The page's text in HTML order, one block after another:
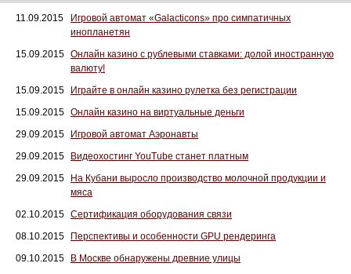
11.09.2015
Игровой автомат «Galacticons» про симпатичных
инопланетян
15.09.2015 Онлайн казино с рублевыми ставками: долой иностранную
валюту!
15.09.2015
Играйте в онлайн казино рулетка без регистрации
15.09.2015 Онлайн казино на виртуальные деньги
29.09.2015
Игровой автомат Аэронавты
29.09.2015
Видеохостинг YouTube станет платным
29.09.2015
На Кубани выросло производство молочной продукции и
мяса
02.10.2015 Сертификация оборудования связи
08.10.2015
Перспективы и особенности GPU рендеринга
09.10.2015
В Москве обнаружены древние улицы